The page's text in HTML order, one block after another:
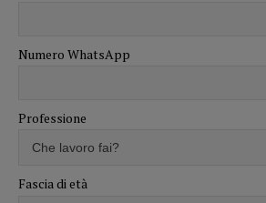
Numero WhatsApp
Professione
Fascia di età